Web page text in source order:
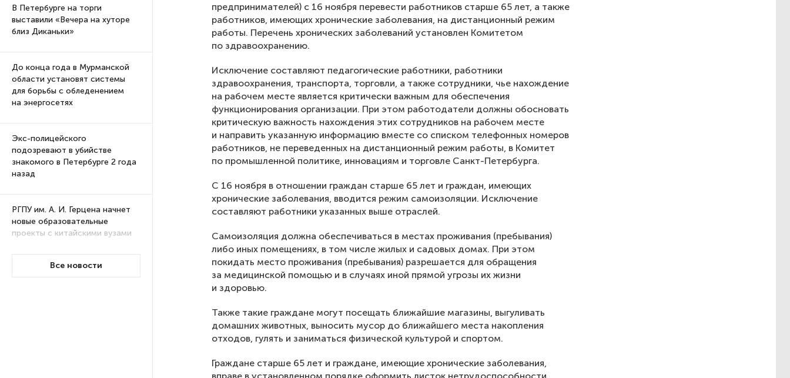
В Петербурге на торги
выставили «Вечера на хуторе
близ Диканьки»
До конца года в Мурманской
области установят системы
для борьбы с обледенением
на энергосетях
Экс-полицейского
подозревают в убийстве
знакомого в Петербурге 2 года
назад
РГПУ им. А. И. Герцена начнет
новые образовательные
проекты с китайскими вузами
В Петербурге поймали
Все новости
предпринимателей) с 16 ноября перевести работников старше 65 лет, а также
работников, имеющих хронические заболевания, на дистанционный режим
работы. Перечень хронических заболеваний установлен Комитетом
по здравоохранению.
Исключение составляют педагогические работники, работники
здравоохранения, транспорта, торговли, а также сотрудники, чье нахождение
на рабочем месте является критически важным для обеспечения
функционирования организации. При этом работодатели должны обосновать
критическую важность нахождения этих сотрудников на рабочем месте
и направить указанную информацию вместе со списком телефонных номеров
работников, не переведенных на дистанционный режим работы, в Комитет
по промышленной политике, инновациям и торговле Санкт-Петербурга.
С 16 ноября в отношении граждан старше 65 лет и граждан, имеющих
хронические заболевания, вводится режим самоизоляции. Исключение
составляют работники указанных выше отраслей.
Самоизоляция должна обеспечиваться в местах проживания (пребывания)
либо иных помещениях, в том числе жилых и садовых домах. При этом
покидать место проживания (пребывания) разрешается для обращения
за медицинской помощью и в случаях иной прямой угрозы их жизни
и здоровью.
Также такие граждане могут посещать ближайшие магазины, выгуливать
домашних животных, выносить мусор до ближайшего места накопления
отходов, гулять и заниматься физической культурой и спортом.
Граждане старше 65 лет и граждане, имеющие хронические заболевания,